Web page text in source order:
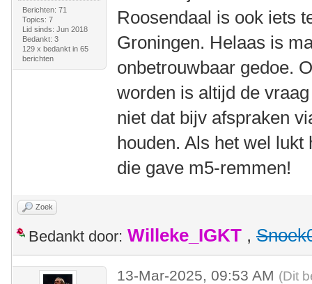
Berichten: 71
Topics: 7
Lid sinds: Jun 2018
Bedankt: 3
129 x bedankt in 65
berichten
Roosendaal is ook iets
Groningen. Helaas is
onbetrouwbaar gedoe.
worden is altijd de
niet dat bijv afspraken
houden. Als het wel
die gave m5-remmen!
Zoek
Bedankt door: Willeke_IGKT ,
13-Mar-2025, 09:53 AM (Dit